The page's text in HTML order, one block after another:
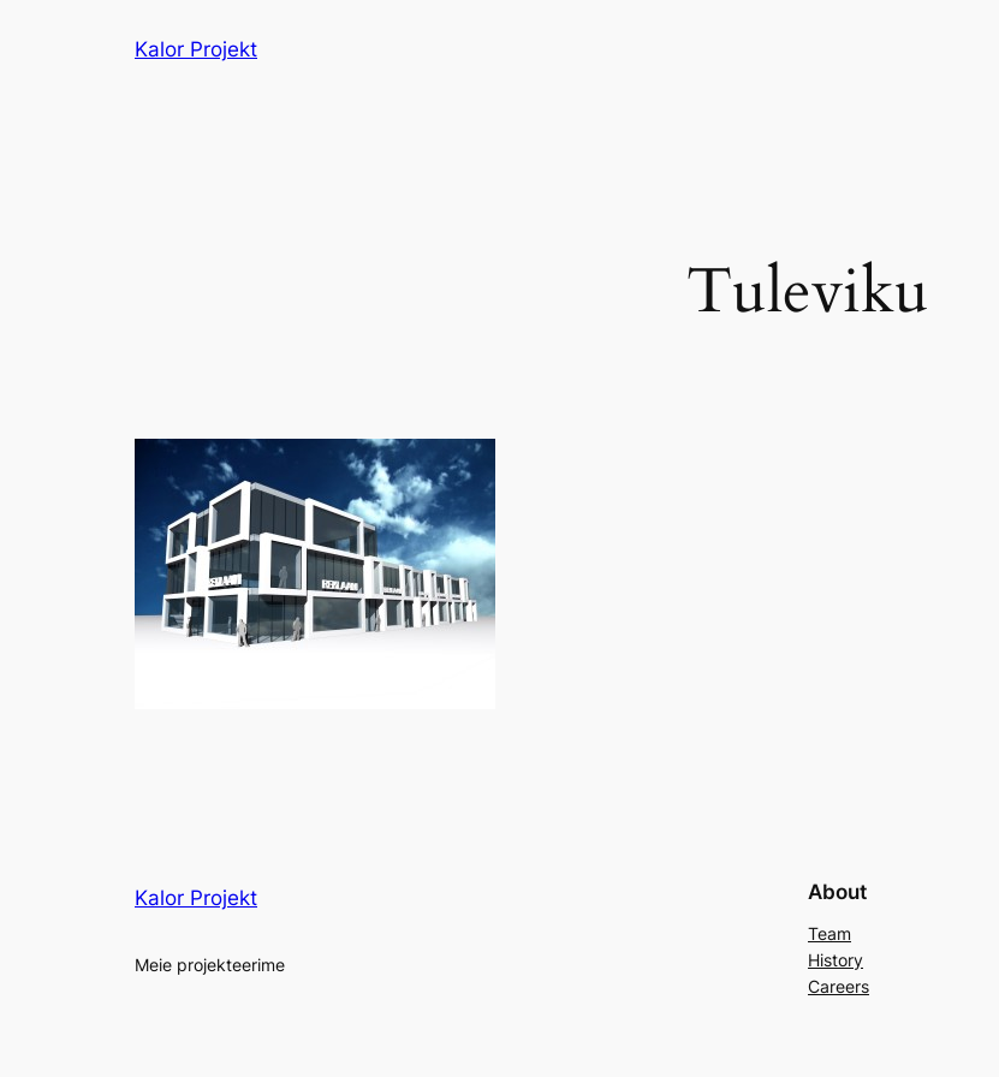
Kalor Projekt
Tuleviku
Kalor Projekt
Meie projekteerime
About
Team
History
Careers